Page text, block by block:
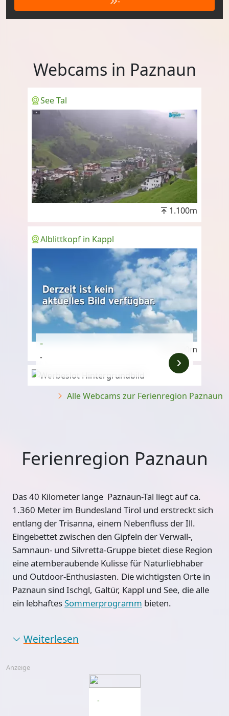
Webcams in Paznaun
See Tal
1.100m
Alblittkopf in Kappl
2.690m
Anzeige
-
-
Alle Webcams zur Ferienregion Paznaun
Ferienregion Paznaun
Das 40 Kilometer lange Paznaun-Tal liegt auf ca.
1.360 Meter im Bundesland Tirol und erstreckt sich
entlang der Trisanna, einem Nebenfluss der Ill.
Eingebettet zwischen den Gipfeln der Verwall-,
Samnaun- und Silvretta-Gruppe bietet diese Region
eine atemberaubende Kulisse für Naturliebhaber
und Outdoor-Enthusiasten. Die wichtigsten Orte in
Paznaun sind Ischgl, Galtür, Kappl und See, die alle
ein lebhaftesSommerprogramm bieten.
Weiterlesen
Anzeige
-